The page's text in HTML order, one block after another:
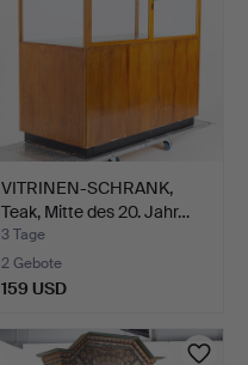
VITRINEN-SCHRANK,
Teak, Mitte des 20. Jahr…
3 Tage
2 Gebote
159 USD